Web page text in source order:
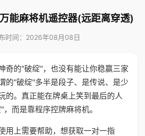
能麻将机遥控器(远距离穿透)
时间：2026年08月08日
奇的"破绽"，也没有能让你稳赢三家
的"破绽"多半是段子、是传说、是少
的。真正能在牌桌上笑到最后的人
而是靠程序控牌麻将机。
用上需要帮助，想获取一对一指